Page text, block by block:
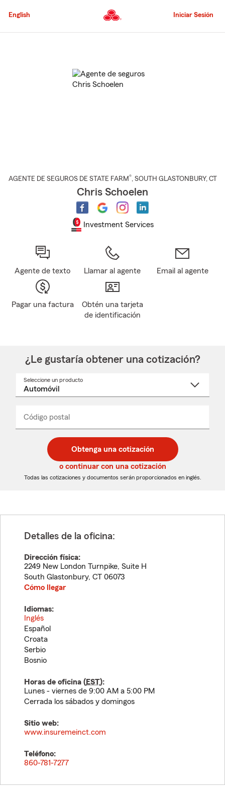
al
principal
English Iniciar Sesión
AGENTE DE SEGUROS DE STATE FARM®, SOUTH GLASTONBURY, CT
Chris Schoelen
Investment Services
Agente de texto Llamar al agente Email al agente
Pagar una factura
Obtén una tarjeta
de identificación
¿Le gustaría obtener una cotización?
Seleccione un producto
desplegable
Código postal
de
5
dígitos
de
5
dígitos
_____
Obtenga una cotización
o continuar con una cotización
Todas las cotizaciones y documentos serán proporcionados en inglés.
Detalles de la oficina:
Dirección física:
2249 New London Turnpike, Suite H
South Glastonbury, CT 06073
Cómo llegar
Idiomas:
Inglés
Español
Croata
Serbio
Bosnio
Horas de oficina (EST):
Lunes - viernes de 9:00 AM a 5:00 PM
Cerrada los sábados y domingos
Sitio web:
www.insuremeinct.com
Teléfono:
860-781-7277